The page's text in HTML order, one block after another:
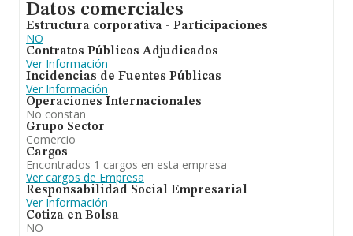
Datos comerciales
Estructura corporativa - Participaciones
NO
Contratos Públicos Adjudicados
Ver Información
Incidencias de Fuentes Públicas
Ver Información
Operaciones Internacionales
No constan
Grupo Sector
Comercio
Cargos
Encontrados 1 cargos en esta empresa
Ver cargos de Empresa
Responsabilidad Social Empresarial
Ver Información
Cotiza en Bolsa
NO